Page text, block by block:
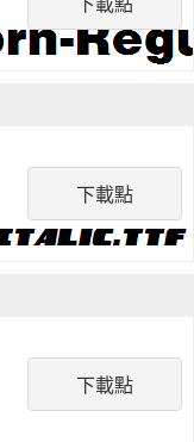
下載點
下載點